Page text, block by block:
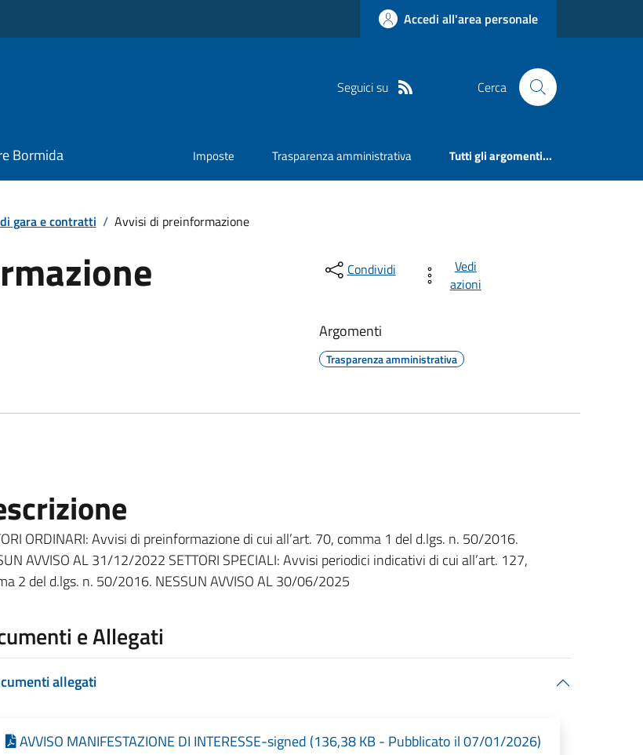
Accedi all'area personale
Seguici su Cerca
Bormida Imposte Trasparenza amministrativa Tutti gli argomenti...
gara e contratti / Avvisi di preinformazione
Condividi
Vedi
azioni
Argomenti
Trasparenza amministrativa
ORDINARI: Avvisi di preinformazione di cui all’art. 70, comma 1 del d.lgs. n. 50/2016.
AVVISO AL 31/12/2022 SETTORI SPECIALI: Avvisi periodici indicativi di cui all’art. 127,
2 del d.lgs. n. 50/2016. NESSUN AVVISO AL 30/06/2025
e Allegati
allegati
AVVISO MANIFESTAZIONE DI INTERESSE-signed (136,38 KB - Pubblicato il 07/01/2026)